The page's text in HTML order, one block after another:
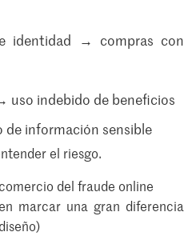
identidad → compras con
uso indebido de beneficios
de información sensible
el riesgo.
del fraude online
marcar una gran diferencia